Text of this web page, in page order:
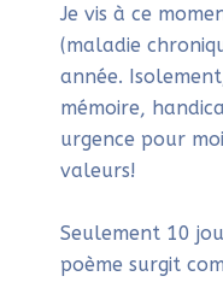
Je vis à ce
(maladie
année.
mémoire,
urgence pour
valeurs!
Seulement 10
poème surgit